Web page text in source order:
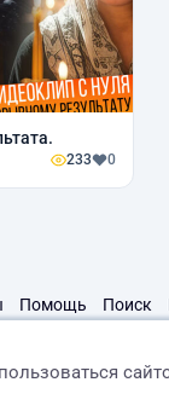
233 0
Помощь Поиск